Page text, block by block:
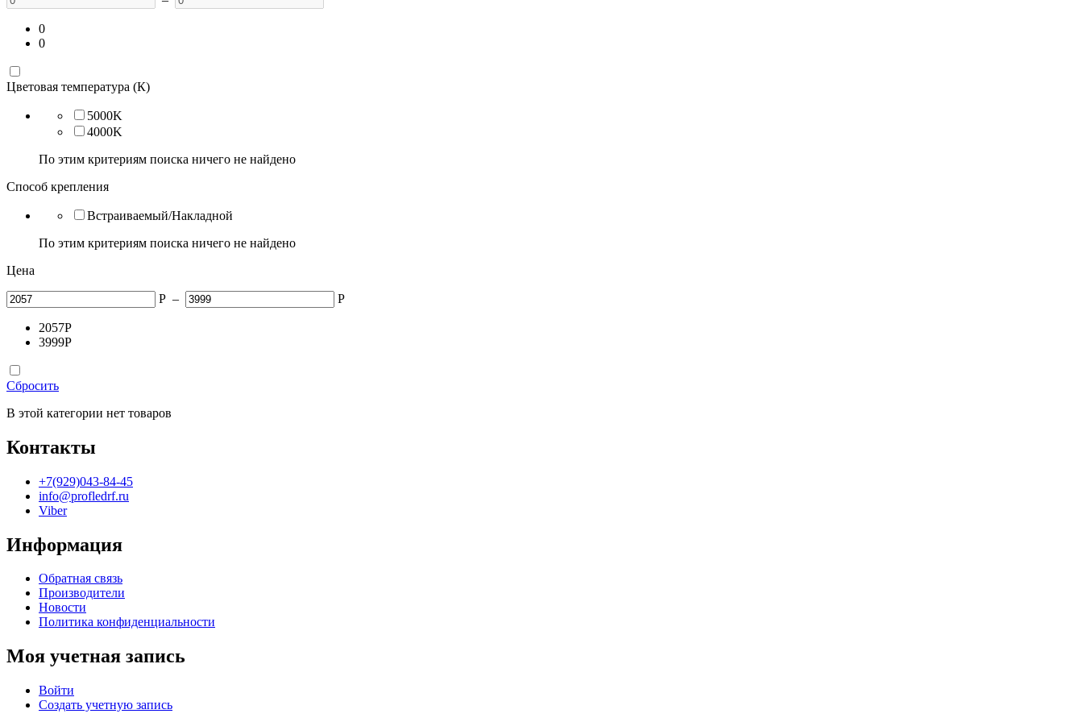
0
0
Цветовая температура (К)
5000K
4000K
По этим критериям поиска ничего не найдено
Способ крепления
Встраиваемый/Накладной
По этим критериям поиска ничего не найдено
Цена
Р – Р
2057Р
3999Р
Сбросить
В этой категории нет товаров
Контакты
+7(929)043-84-45
info@profledrf.ru
Viber
Информация
Обратная связь
Производители
Новости
Политика конфиденциальности
Моя учетная запись
Войти
Создать учетную запись